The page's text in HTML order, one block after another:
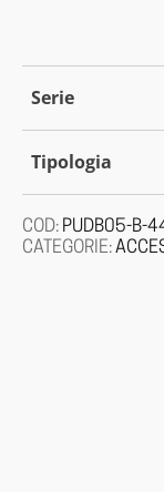
Serie
Tipologia
COD: PUDB05-B-
CATEGORIE: